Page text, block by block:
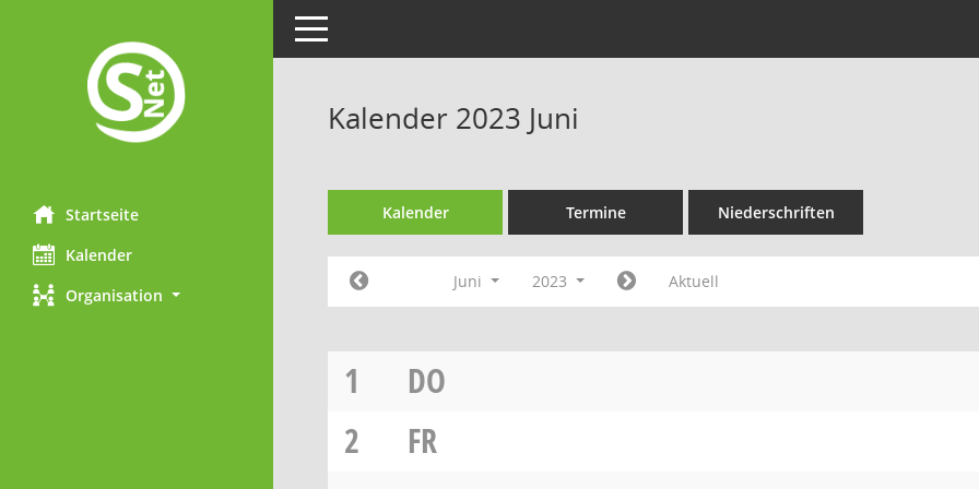
Startseite
Kalender
Organisation
Toggle navigation
Kalender 2023 Juni
Kalender Termine Niederschriften
Juni 2023 Aktuell
1
DO
2
FR